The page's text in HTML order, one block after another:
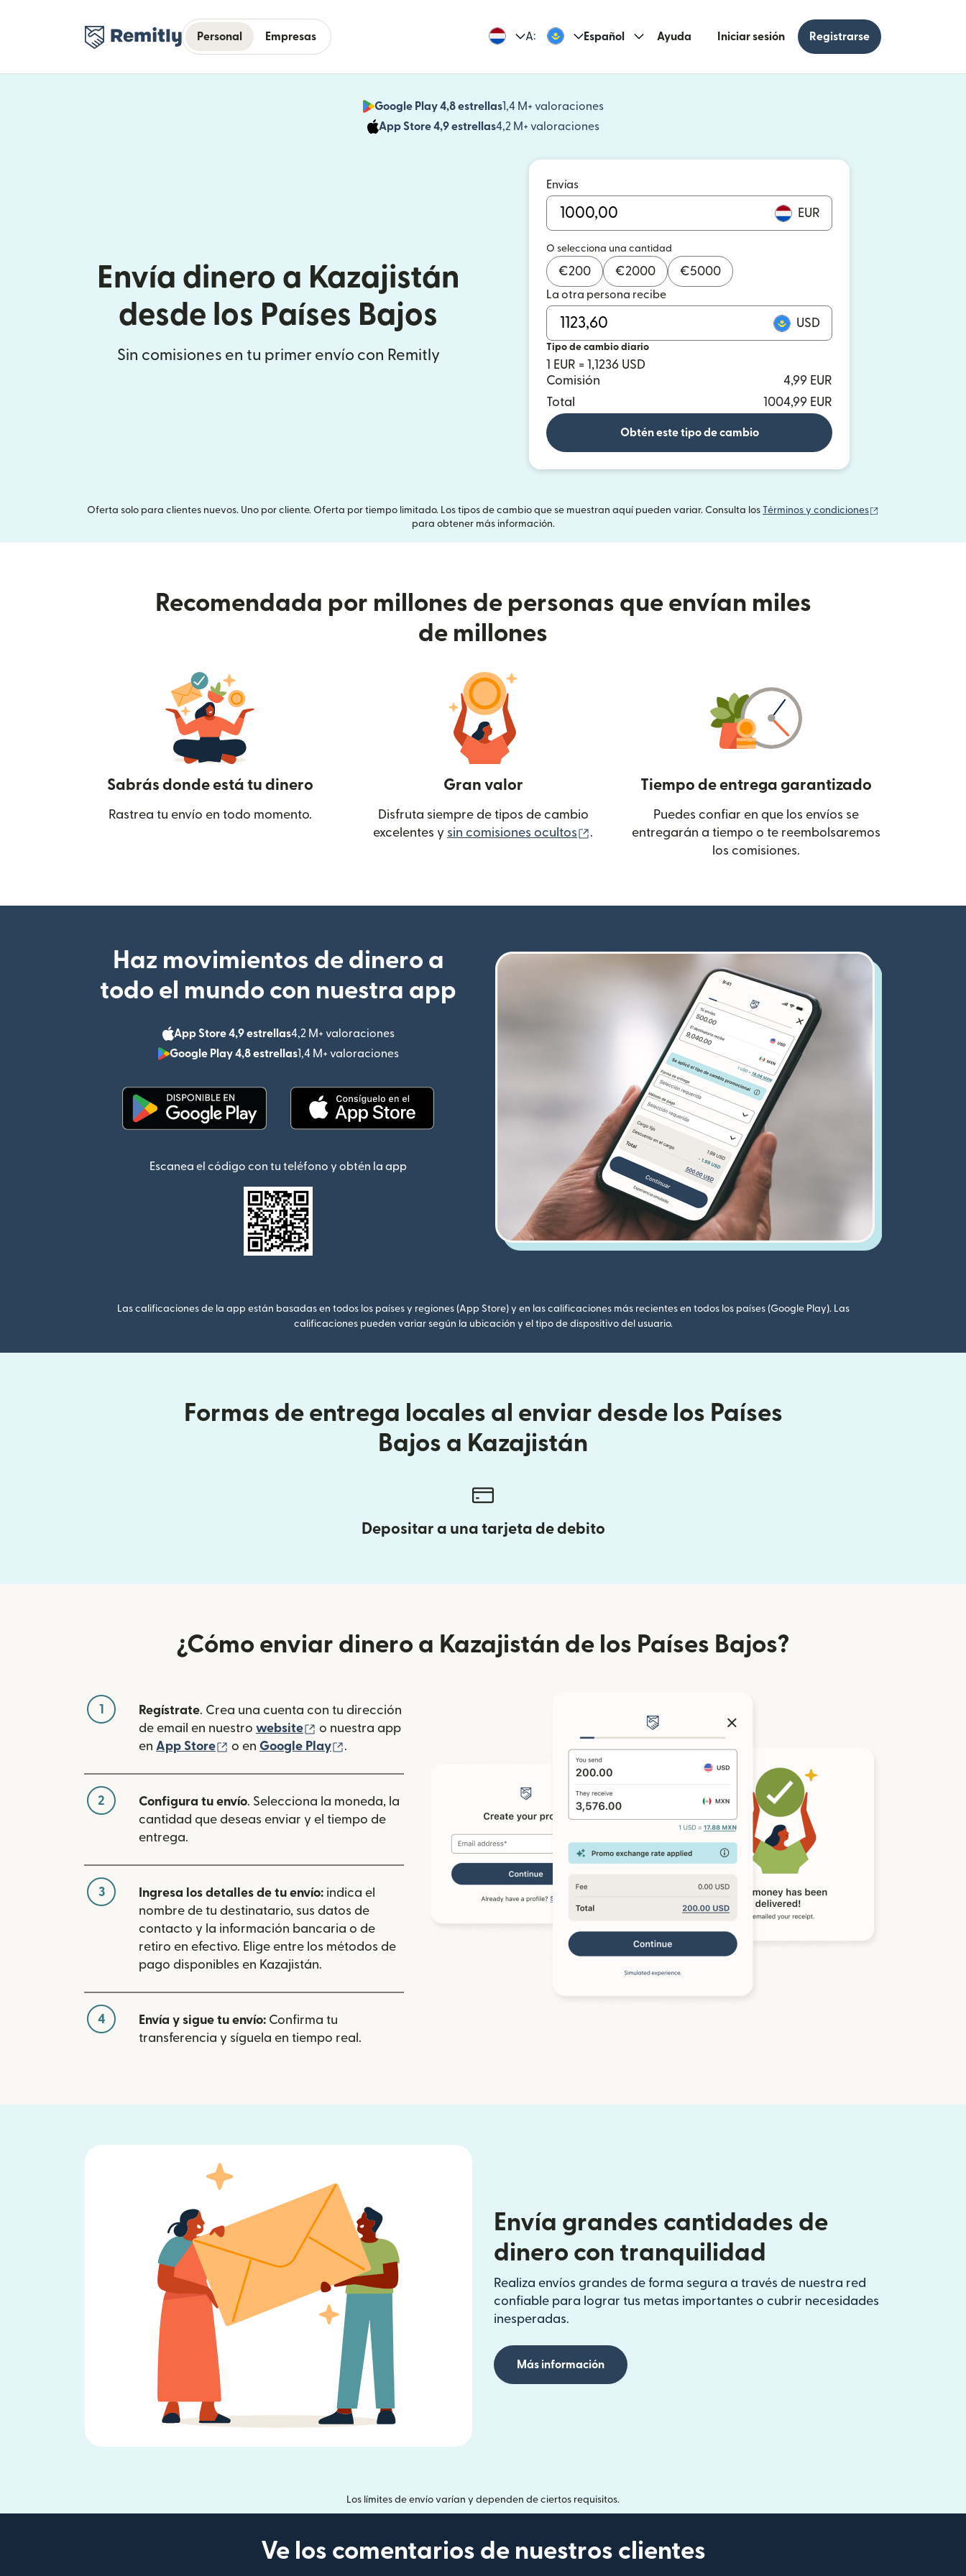
Personal Empresas A: Español Ayuda Iniciar sesión Registrarse
Google Play 4,8 estrellas1,4 M+ valoraciones
(se abre en una ventana nueva)
App Store 4,9 estrellas4,2 M+ valoraciones
(se abre en una ventana nueva)
Envía dinero a Kazajistán
desde los Países Bajos
Sin comisiones en tu primer envío con Remitly
Envías
EUR
O selecciona una cantidad
€200 €2000 €5000
La otra persona recibe
USD
Tipo de cambio diario
1 EUR = 1,1236 USD
Comisión
4,99 EUR
Total
1004,99 EUR
Obtén este tipo de cambio
Oferta solo para clientes nuevos. Uno por cliente. Oferta por tiempo limitado. Los tipos de cambio que se muestran aquí pueden variar. Consulta los Términos y condiciones
para obtener más información.
Recomendada por millones de personas que envían miles
de millones
Sabrás donde está tu dinero
Rastrea tu envío en todo momento.
Gran valor
Disfruta siempre de tipos de cambio
excelentes y sin comisiones ocultos (se abre en una ventana nueva)
.
Tiempo de entrega garantizado
Puedes confiar en que los envíos se
entregarán a tiempo o te reembolsaremos
los comisiones.
Haz movimientos de dinero a
todo el mundo con nuestra app
App Store 4,9 estrellas4,2 M+ valoraciones
(se abre en una ventana nueva)
Google Play 4,8 estrellas1,4 M+ valoraciones
(se abre en una ventana nueva)
Escanea el código con tu teléfono y obtén la app
Las calificaciones de la app están basadas en todos los países y regiones (App Store) y en las calificaciones más recientes en todos los países (Google Play). Las
calificaciones pueden variar según la ubicación y el tipo de dispositivo del usuario.
Formas de entrega locales al enviar desde los Países
Bajos a Kazajistán
Depositar a una tarjeta de debito
¿Cómo enviar dinero a Kazajistán de los Países Bajos?
1 Regístrate. Crea una cuenta con tu dirección
de email en nuestro website (se abre en una ventana nueva)
o nuestra app
en App Store (se abre en una ventana nueva)
o en Google Play .
2 Configura tu envío. Selecciona la moneda, la
cantidad que deseas enviar y el tiempo de
entrega.
3 Ingresa los detalles de tu envío: indica el
nombre de tu destinatario, sus datos de
contacto y la información bancaria o de
retiro en efectivo. Elige entre los métodos de
pago disponibles en Kazajistán.
4 Envía y sigue tu envío: Confirma tu
transferencia y síguela en tiempo real.
Envía grandes cantidades de
dinero con tranquilidad
Realiza envíos grandes de forma segura a través de nuestra red
confiable para lograr tus metas importantes o cubrir necesidades
inesperadas.
Más información
Los límites de envío varían y dependen de ciertos requisitos.
Ve los comentarios de nuestros clientes